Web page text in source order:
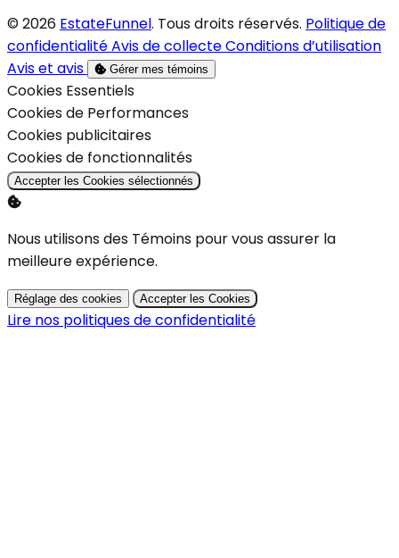
© 2026 EstateFunnel. Tous droits réservés. Politique de
confidentialitéAvis de collecteConditions d’utilisation
Avis et avis
Gérer mes témoins
Activer
Cookies Essentiels
Activer
Cookies de Performances
Activer
Cookies publicitaires
Activer
Cookies de fonctionnalités
Accepter les Cookies sélectionnés
Nous utilisons des Témoins pour vous assurer la
meilleure expérience.
Réglage des cookies Accepter les Cookies
Lire nos politiques de confidentialité